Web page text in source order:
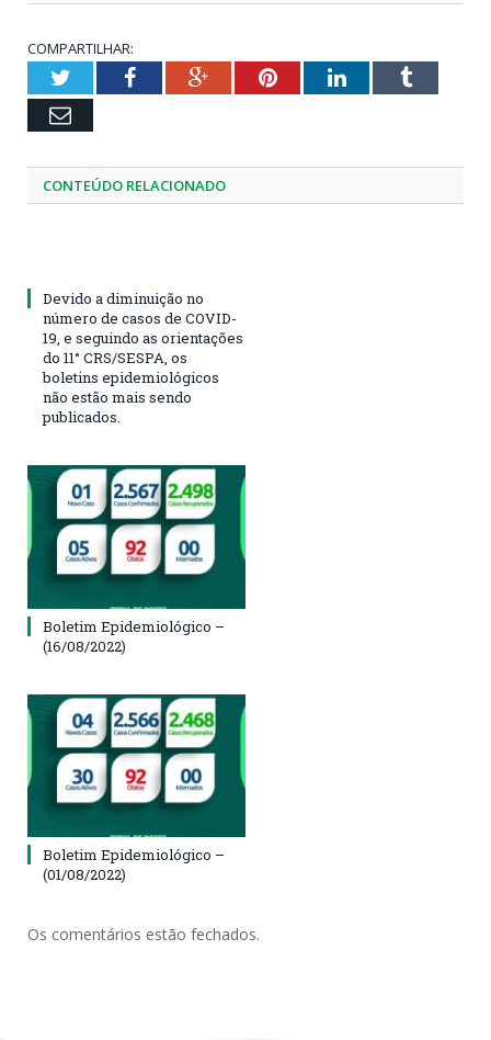
COMPARTILHAR:
TwitterFacebookGoogle+PinterestLinkedInTumblr
Email
CONTEÚDO RELACIONADO
Devido a diminuição no
número de casos de COVID-
19, e seguindo as orientações
do 11° CRS/SESPA, os
boletins epidemiológicos
não estão mais sendo
publicados.
Boletim Epidemiológico –
(16/08/2022)
Boletim Epidemiológico –
(01/08/2022)
Os comentários estão fechados.